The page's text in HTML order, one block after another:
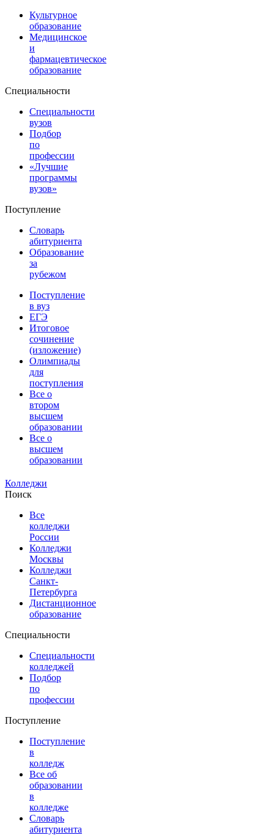
Культурное
образование
Медицинское
и
фармацевтическое
образование
Специальности
Специальности
вузов
Подбор
по
профессии
«Лучшие
программы
вузов»
Поступление
Словарь
абитуриента
Образование
за
рубежом
Поступление
в вуз
ЕГЭ
Итоговое
сочинение
(изложение)
Олимпиады
для
поступления
Все о
втором
высшем
образовании
Все о
высшем
образовании
Колледжи
Поиск
Все
колледжи
России
Колледжи
Москвы
Колледжи
Санкт-
Петербурга
Дистанционное
образование
Специальности
Специальности
колледжей
Подбор
по
профессии
Поступление
Поступление
в
колледж
Все об
образовании
в
колледже
Словарь
абитуриента